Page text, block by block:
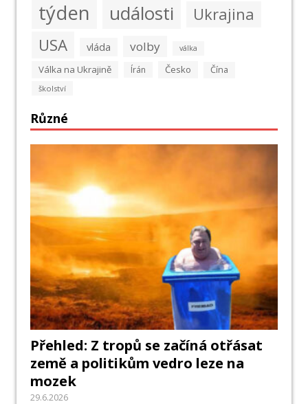
týden události Ukrajina
USA vláda volby válka
Válka na Ukrajině Írán Česko Čína
školství
Různé
Přehled: Z tropů se začíná otřásat
země a politikům vedro leze na
mozek
29.6.2026